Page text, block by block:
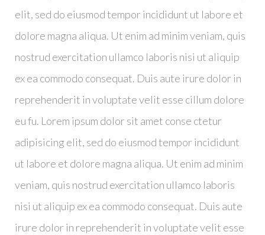
elit, sed do eiusmod tempor incididunt ut labore et
dolore magna aliqua. Ut enim ad minim veniam, quis
nostrud exercitation ullamco laboris nisi ut aliquip
ex ea commodo consequat. Duis aute irure dolor in
reprehenderit in voluptate velit esse cillum dolore
eu fu. Lorem ipsum dolor sit amet conse ctetur
adipisicing elit, sed do eiusmod tempor incididunt
ut labore et dolore magna aliqua. Ut enim ad minim
veniam, quis nostrud exercitation ullamco laboris
nisi ut aliquip ex ea commodo consequat. Duis aute
irure dolor in reprehenderit in voluptate velit esse